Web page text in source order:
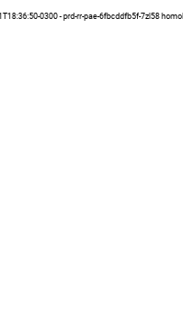
0300 - prd-rr-pae-6fbcddfb5f-7zl58 homol